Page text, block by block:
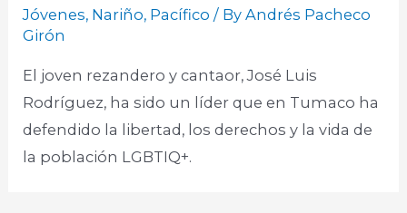
Jóvenes, Nariño, Pacífico / ByAndrés Pacheco
Girón
El joven rezandero y cantaor, José Luis
Rodríguez, ha sido un líder que en Tumaco ha
defendido la libertad, los derechos y la vida de
la población LGBTIQ+.